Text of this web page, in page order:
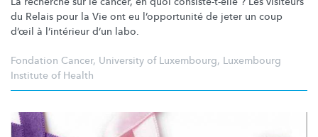
du Relais pour la Vie ont eu l’opportunité de jeter un coup
d’œil à l’intérieur d’un labo.
Fondation Cancer, University of Luxembourg, Luxembourg
Institute of Health